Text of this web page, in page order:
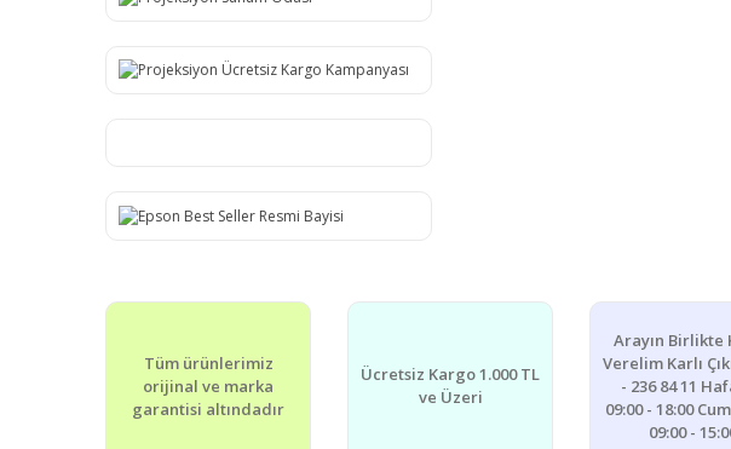
Tüm ürünlerimiz
orijinal ve marka
garantisi altındadır
Ücretsiz Kargo 1.000 TL
ve Üzeri
Arayın Birlikte
Verelim Karlı
- 236 84 11
09:00 - 18:00
09:00 -